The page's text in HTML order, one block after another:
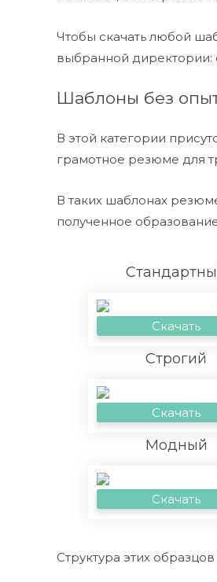
Чтобы скачать любой
выбранной директории:
Шаблоны без
В этой категории
грамотное резюме для
В таких шаблонах
полученное
Скачать
Строгий
Скачать
Модный
Скачать
Структура этих